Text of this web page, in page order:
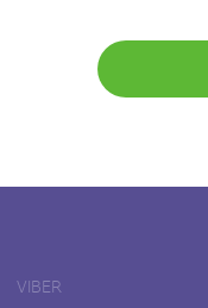
VIBER